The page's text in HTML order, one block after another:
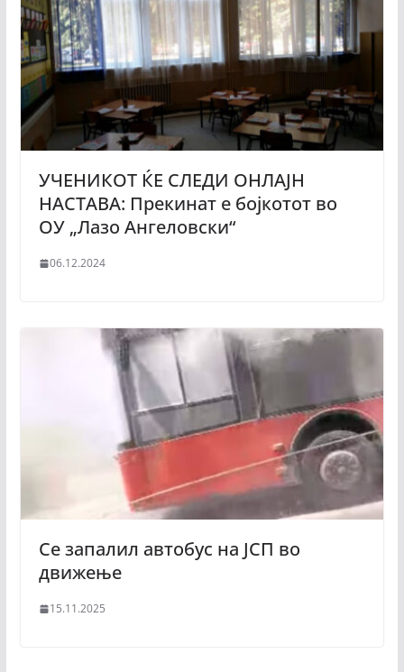
УЧЕНИКОТ ЌЕ СЛЕДИ ОНЛАЈН
НАСТАВА: Прекинат e бојкотот во
ОУ „Лазо Ангеловски“
06.12.2024
Се запалил автобус на ЈСП во
движење
15.11.2025